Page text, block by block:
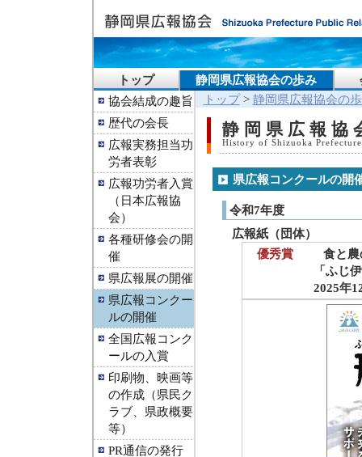
トップ 静岡県広報協会の歩み
協会結成の趣旨
歴代の会長
広報実務担当功
労者表彰
広報功労者入賞
（日本広報協
会）
各種研修会の開
催
県広報展の開催
県広報コンクー
ルの開催
全国広報コンク
ールの入賞
印刷物、映画等
の作成（県民ク
ラブ、県政概要
等）
PR通信の発行
トップ> 静岡県広報協会の
静岡県広報協
History of Shizuoka
県広報コンクールの開
令和7年度
広報紙（団体）
優秀賞
食と
「ふじ
2025年